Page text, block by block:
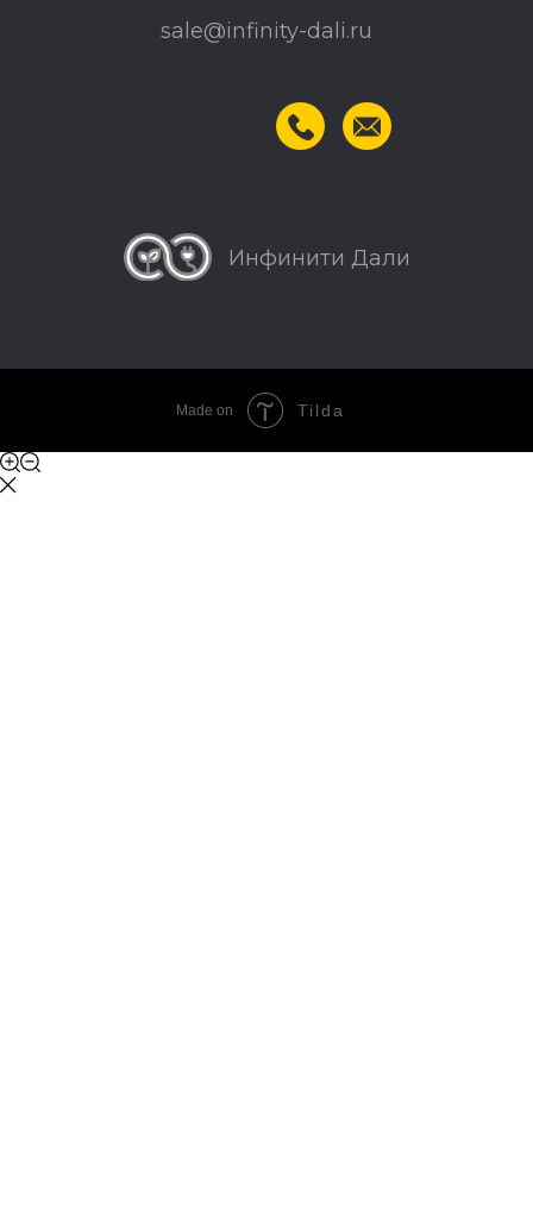
© 2025 «Инфинити Дали»
sale@infinity-dali.ru
Инфинити Дали
Made on Tilda